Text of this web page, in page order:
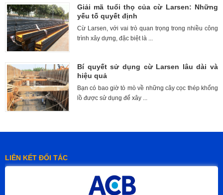
Giải mã tuổi thọ của cừ Larsen: Những
yếu tố quyết định
Cừ Larsen, với vai trò quan trọng trong nhiều công
trình xây dựng, đặc biệt là ...
Bí quyết sử dụng cừ Larsen lâu dài và
hiệu quả
Bạn có bao giờ tò mò về những cây cọc thép khổng
lồ được sử dụng để xây ...
LIÊN KẾT ĐỐI TÁC